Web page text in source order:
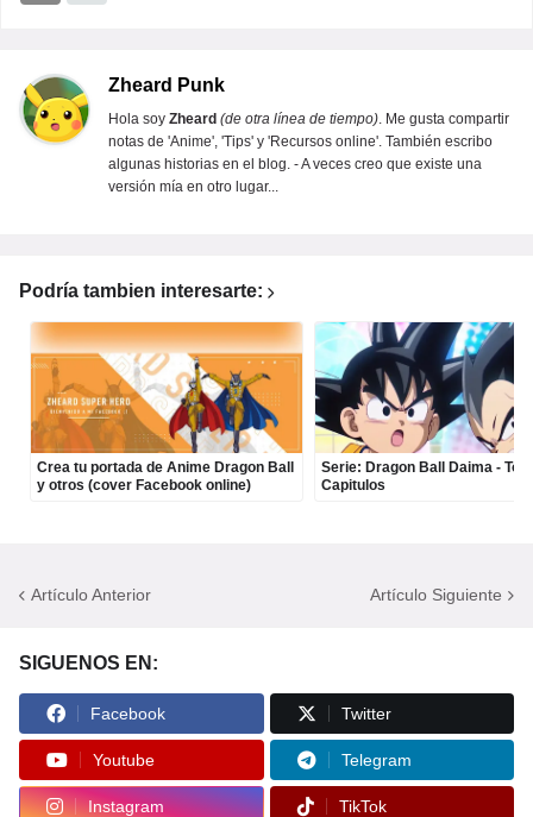
Zheard Punk
Hola soy Zheard (de otra línea de tiempo). Me gusta compartir
notas de 'Anime', 'Tips' y 'Recursos online'. También escribo
algunas historias en el blog. - A veces creo que existe una
versión mía en otro lugar...
Podría tambien interesarte:
Crea tu portada de Anime Dragon Ball
y otros (cover Facebook online)
Serie: Dragon Ball Daima -
Capitulos
Artículo Anterior Artículo Siguiente
SIGUENOS EN:
Facebook Twitter
Youtube Telegram
Instagram TikTok